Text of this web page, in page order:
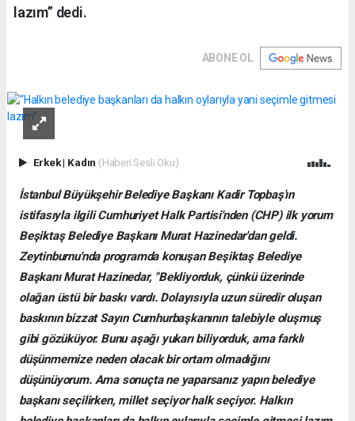
lazım” dedi.
ABONE OL
Erkek| Kadın (Haberi Sesli Oku)
İstanbul Büyükşehir Belediye Başkanı Kadir Topbaş'ın
istifasıyla ilgili Cumhuriyet Halk Partisi'nden (CHP) ilk yorum
Beşiktaş Belediye Başkanı Murat Hazinedar'dan geldi.
Zeytinburnu'nda programda konuşan Beşiktaş Belediye
Başkanı Murat Hazinedar, "Bekliyorduk, çünkü üzerinde
olağan üstü bir baskı vardı. Dolayısıyla uzun süredir oluşan
baskının bizzat Sayın Cumhurbaşkanının talebiyle oluşmuş
gibi gözüküyor. Bunu aşağı yukarı biliyorduk, ama farklı
düşünmemize neden olacak bir ortam olmadığını
düşünüyorum. Ama sonuçta ne yaparsanız yapın belediye
başkanı seçilirken, millet seçiyor halk seçiyor. Halkın